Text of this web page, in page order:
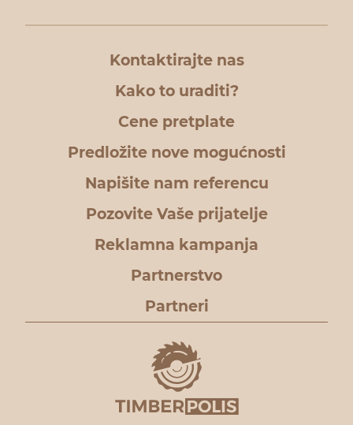
Kontaktirajte nas
Kako to uraditi?
Cene pretplate
Predložite nove mogućnosti
Napišite nam referencu
Pozovite Vaše prijatelje
Reklamna kampanja
Partnerstvo
Partneri